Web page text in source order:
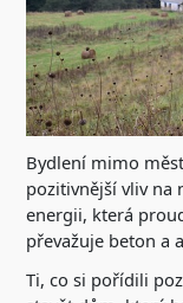
Bydlení mimo
pozitivnější vliv na
energii, která
převažuje beton a
Ti, co si pořídili